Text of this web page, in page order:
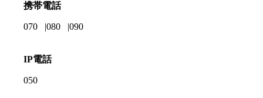
携帯電話
070 080 090
IP電話
050